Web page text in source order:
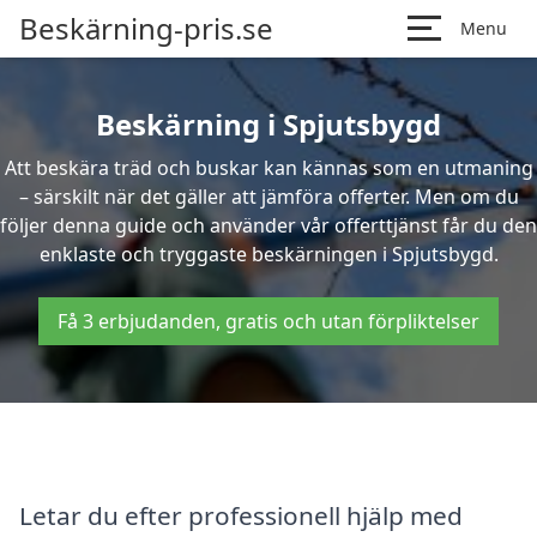
Beskärning-pris.se Menu
Beskärning i Spjutsbygd
Att beskära träd och buskar kan kännas som en utmaning
– särskilt när det gäller att jämföra offerter. Men om du
följer denna guide och använder vår offerttjänst får du den
enklaste och tryggaste beskärningen i Spjutsbygd.
Få 3 erbjudanden, gratis och utan förpliktelser
Letar du efter professionell hjälp med